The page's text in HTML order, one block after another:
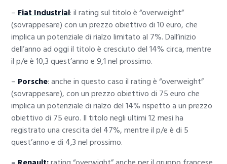
–Fiat Industrial: il rating sul titolo è “overweight”
(sovrappesare) con un prezzo obiettivo di 10 euro, che
implica un potenziale di rialzo limitato al 7%. Dall’inizio
dell’anno ad oggi il titolo è cresciuto del 14% circa, mentre
il p/e è 10,3 quest’anno e 9,1 nel prossimo.
– Porsche: anche in questo caso il rating è “overweight”
(sovrappesare), con un prezzo obiettivo di 75 euro che
implica un potenziale di rialzo del 14% rispetto a un prezzo
obiettivo di 75 euro. Il titolo negli ultimi 12 mesi ha
registrato una crescita del 47%, mentre il p/e è di 5
quest’anno e di 4,3 nel prossimo.